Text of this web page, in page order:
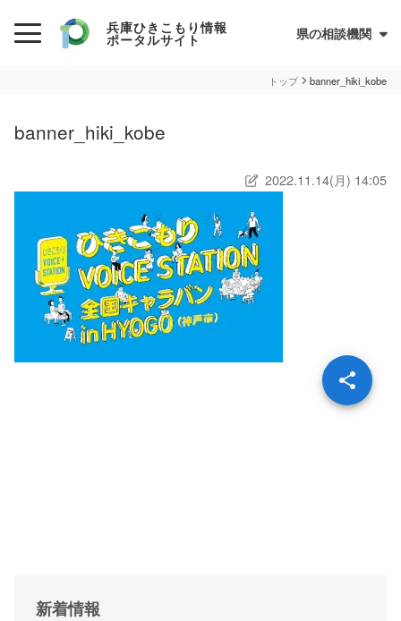
兵庫ひきこもり情報
ポータルサイト 県の相談機関
兵庫ひきこもり相談支援センター
サイトについて
情報が必要な方へ
情報について
お住まいの市町での支援
民間の支援団体（県ネットワーク加入団体）
助成金等の情報
トップ banner_hiki_kobe
banner_hiki_kobe
2022.11.14(月) 14:05
新着情報